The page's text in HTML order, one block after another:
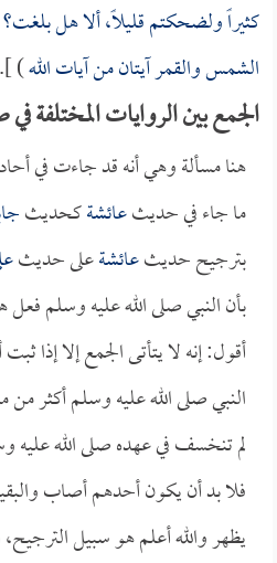
كثيراً ولضحكتم قليلاً، ألا هل
الشمس والقمر آيتان من آيات الله) ].
الجمع بين الروايات
هنا مسألة وهي أنه قد جاءت في
ما جاء في حديثعائشةكحديث
بترجيح حديثعائشةعلى حديث
بأن النبي صلى الله عليه وسلم
أقول: إنه لا يتأتى الجمع إلا
النبي صلى الله عليه وسلم أكثر
لم تنخسف في عهده صلى الله عليه
فلا بد أن يكون أحدهم أصاب
يظهر والله أعلم هو سبيل